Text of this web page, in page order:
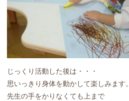
じっくり活動した後は・・・
思いっきり身体を動かして楽しみます。
先生の手をかりなくても上まで